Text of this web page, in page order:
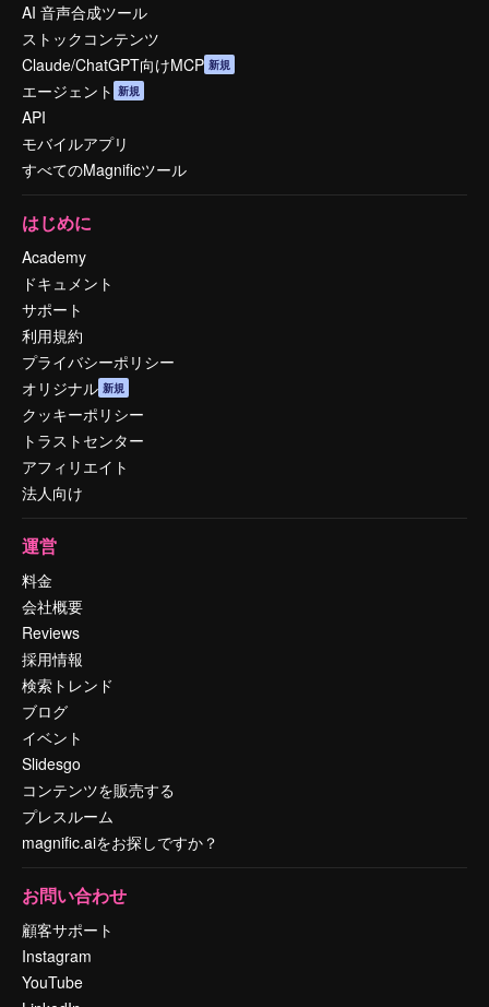
AI 音声合成ツール
ストックコンテンツ
Claude/ChatGPT向けMCP 新規
エージェント 新規
API
モバイルアプリ
すべてのMagnificツール
はじめに
Academy
ドキュメント
サポート
利用規約
プライバシーポリシー
オリジナル 新規
クッキーポリシー
トラストセンター
アフィリエイト
法人向け
運営
料金
会社概要
Reviews
採用情報
検索トレンド
ブログ
イベント
Slidesgo
コンテンツを販売する
プレスルーム
magnific.aiをお探しですか？
お問い合わせ
顧客サポート
Instagram
YouTube